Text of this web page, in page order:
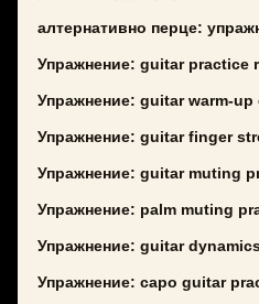
алтернативно перце:
Упражнение: guitar practice
Упражнение: guitar warm-up
Упражнение: guitar finger
Упражнение: guitar muting
Упражнение: palm muting
Упражнение: guitar
Упражнение: capo guitar